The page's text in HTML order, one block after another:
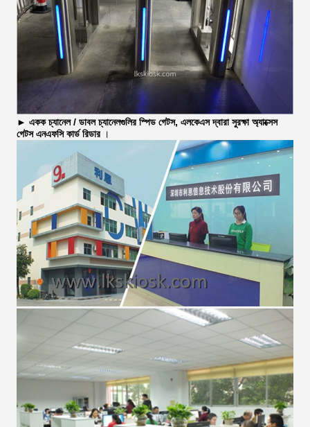
► একক চ্যানেল / ডাবল চ্যানেলগুলির স্পিড গেটস, এলকেএস দ্বারা সুরক্ষা অ্যাক্সেস
গেটস এনএফসি কার্ড রিডার।